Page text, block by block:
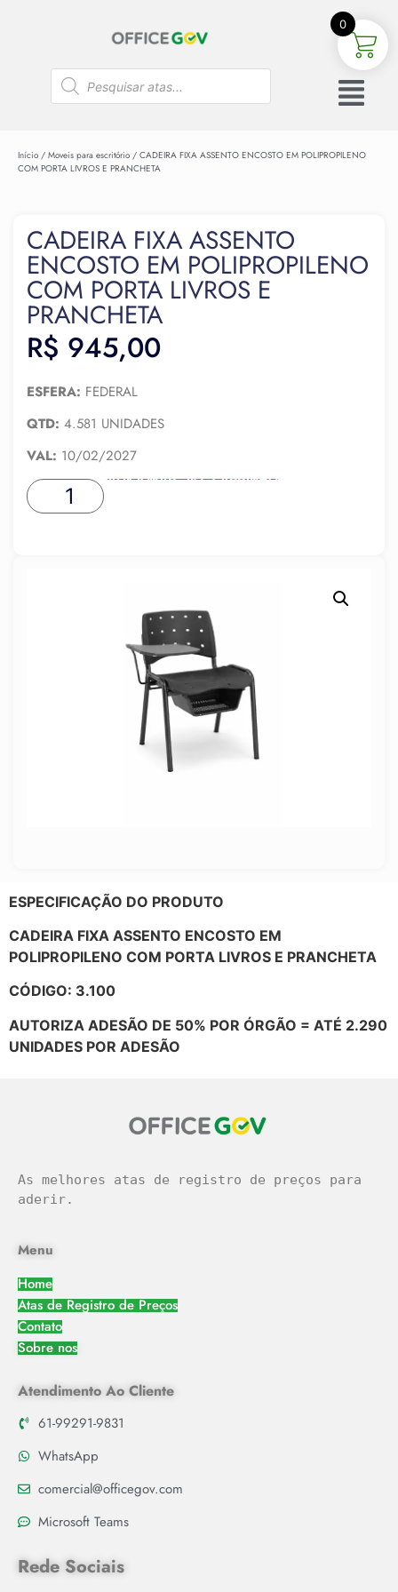
Início / Moveis para escritório / CADEIRA FIXA ASSENTO ENCOSTO EM POLIPROPILENO
COM PORTA LIVROS E PRANCHETA
CADEIRA FIXA ASSENTO
ENCOSTO EM POLIPROPILENO
COM PORTA LIVROS E
PRANCHETA
R$ 945,00
ESFERA: FEDERAL
QTD: 4.581 UNIDADES
VAL: 10/02/2027
ADICIONAR AO CARRINHO
ESPECIFICAÇÃO DO PRODUTO
CADEIRA FIXA ASSENTO ENCOSTO EM
POLIPROPILENO COM PORTA LIVROS E PRANCHETA
CÓDIGO: 3.100
AUTORIZA ADESÃO DE 50% POR ÓRGÃO = ATÉ 2.290
UNIDADES POR ADESÃO
As melhores atas de registro de preços para
aderir.
Menu
Home
Atas de Registro de Preços
Contato
Sobre nos
Atendimento Ao Cliente
61-99291-9831
WhatsApp
comercial@officegov.com
Microsoft Teams
Rede Sociais
0